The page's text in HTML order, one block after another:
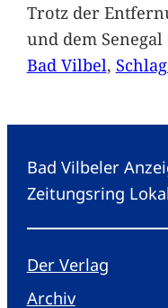
Trotz der
und dem Senegal
Bad Vilbel,
Bad Vilbeler
Zeitungsring
Der Verlag
Archiv